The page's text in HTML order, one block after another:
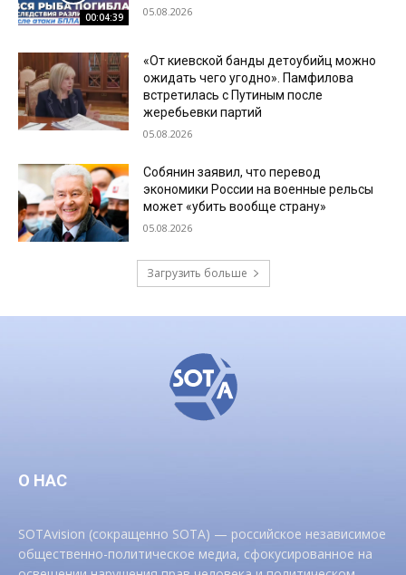
00:04:39 05.08.2026
«От киевской банды детоубийц можно
ожидать чего угодно». Памфилова
встретилась с Путиным после
жеребьевки партий
05.08.2026
Собянин заявил, что перевод
экономики России на военные рельсы
может «убить вообще страну»
05.08.2026
Загрузить больше
О НАС
SOTAvision (сокращенно SOTA) — российское независимое
общественно-политическое медиа, сфокусированное на